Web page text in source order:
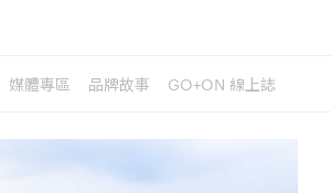
媒體專區 品牌故事 GO+ON 線上誌